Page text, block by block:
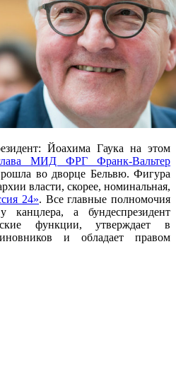
Йоахима Гаука на этом
МИД ФРГ Франк-Вальтер
во дворце Бельвю. Фигура
власти, скорее, номинальная,
24». Все главные полномочия
канцлера, а бундеспрезидент
функции, утверждает в
и обладает правом